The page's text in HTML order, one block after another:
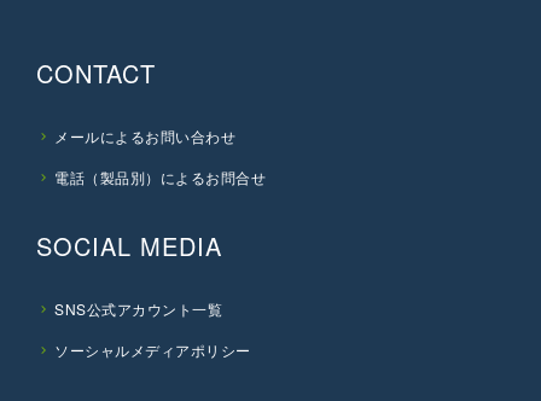
CONTACT
メールによるお問い合わせ
電話（製品別）によるお問合せ
SOCIAL MEDIA
SNS公式アカウント一覧
ソーシャルメディアポリシー